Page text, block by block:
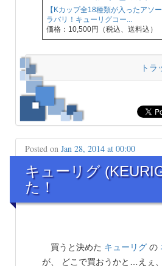
【Kカップ全18種類が入ったアソ
ラバリ！キューリグコー...
価格：10,500円（税込、送料込）
トラ
Posted on Jan 28, 2014 at 00:00
キューリグ
た！
買うと決めた キューリグ の
が、 どこで買おうかと…えぇ